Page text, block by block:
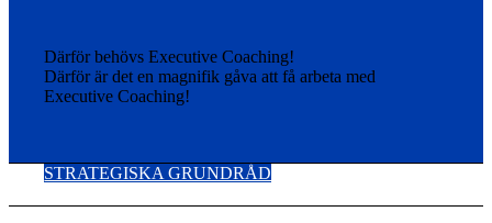
Därför behövs Executive Coaching!
Därför är det en magnifik gåva att få arbeta med
Executive Coaching!
STRATEGISKA GRUNDRÅD